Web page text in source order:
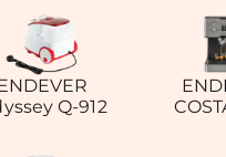
Q-912